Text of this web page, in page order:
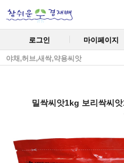
로그인 마이페이지
야채,허브,새싹,약용씨앗
밀싹씨앗1kg 보리싹씨